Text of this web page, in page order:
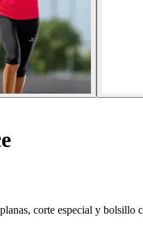
corte especial y